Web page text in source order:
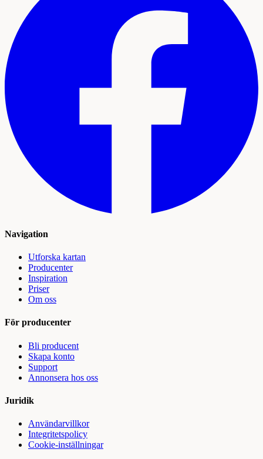
Navigation
Utforska kartan
Producenter
Inspiration
Priser
Om oss
För producenter
Bli producent
Skapa konto
Support
Annonsera hos oss
Juridik
Användarvillkor
Integritetspolicy
Cookie-inställningar